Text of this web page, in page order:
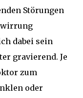
Störungen
dabei sein
gravierend. Je
zum
oder